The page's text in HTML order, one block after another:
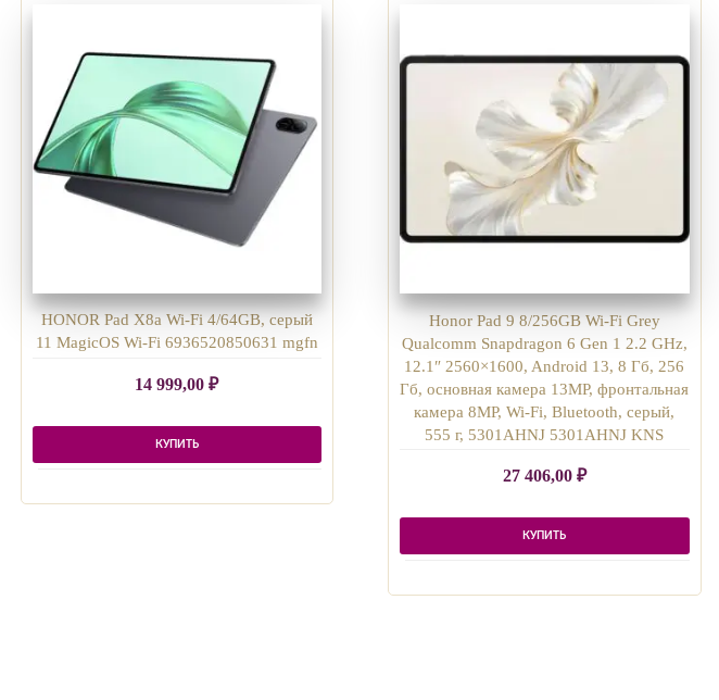
HONOR Pad X8a Wi-Fi 4/64GB, cерый
11 MagicOS Wi-Fi 6936520850631 mgfn
14 999,00₽
КУПИТЬ
Honor Pad 9 8/256GB Wi-Fi Grey
Qualcomm Snapdragon 6 Gen 1 2.2 GHz,
12.1″ 2560×1600, Android 13, 8 Гб, 256
Гб, основная камера 13MP, фронтальная
камера 8MP, Wi-Fi, Bluetooth, серый,
555 г, 5301AHNJ 5301AHNJ KNS
27 406,00 ₽
КУПИТЬ